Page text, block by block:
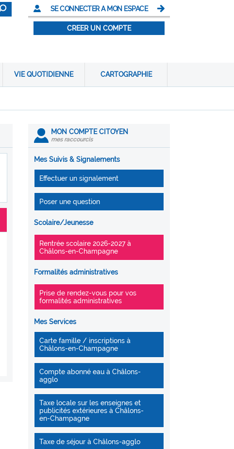
SE CONNECTER A MON ESPACE
CREER UN COMPTE
VIE QUOTIDIENNE CARTOGRAPHIE
MON COMPTE CITOYEN
mes raccourcis
Mes Suivis & Signalements
Effectuer un signalement
Poser une question
Scolaire/Jeunesse
Rentrée scolaire 2026-2027 à
Châlons-en-Champagne
Formalités administratives
Prise de rendez-vous pour vos
formalités administratives
Mes Services
Carte famille / inscriptions à
Châlons-en-Champagne
Compte abonné eau à Châlons-
agglo
Taxe locale sur les enseignes et
publicités extérieures à Châlons-
en-Champagne
Taxe de séjour à Châlons-agglo